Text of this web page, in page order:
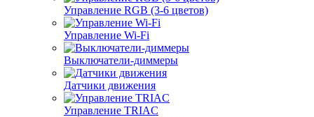
Управление RGB (3-6 цветов)
Управление Wi-Fi
Выключатели-диммеры
Датчики движения
Управление TRIAC